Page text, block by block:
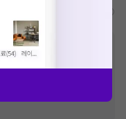
과 상이할 수 있으니, 정확
되어 있는 급여 진료 기준 가
어, 병원마다 금액이 다르게